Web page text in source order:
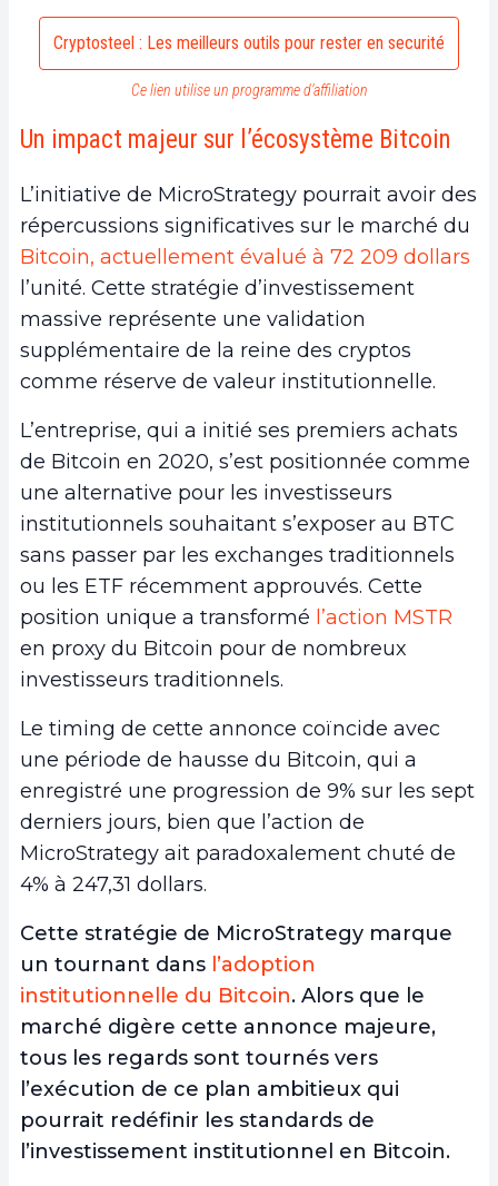
Cryptosteel : Les meilleurs outils pour rester en securité
Ce lien utilise un programme d’affiliation
Un impact majeur sur l’écosystème Bitcoin
L’initiative de MicroStrategy pourrait avoir des
répercussions significatives sur le marché du
Bitcoin, actuellement évalué à 72 209 dollars
l’unité. Cette stratégie d’investissement
massive représente une validation
supplémentaire de la reine des cryptos
comme réserve de valeur institutionnelle.
L’entreprise, qui a initié ses premiers achats
de Bitcoin en 2020, s’est positionnée comme
une alternative pour les investisseurs
institutionnels souhaitant s’exposer au BTC
sans passer par les exchanges traditionnels
ou les ETF récemment approuvés. Cette
position unique a transformé l’action MSTR
en proxy du Bitcoin pour de nombreux
investisseurs traditionnels.
Le timing de cette annonce coïncide avec
une période de hausse du Bitcoin, qui a
enregistré une progression de 9% sur les sept
derniers jours, bien que l’action de
MicroStrategy ait paradoxalement chuté de
4% à 247,31 dollars.
Cette stratégie de MicroStrategy marque
un tournant dans l’adoption
institutionnelle du Bitcoin. Alors que le
marché digère cette annonce majeure,
tous les regards sont tournés vers
l’exécution de ce plan ambitieux qui
pourrait redéfinir les standards de
l’investissement institutionnel en Bitcoin.